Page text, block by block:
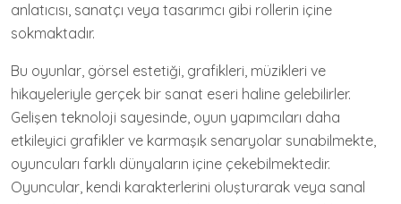
anlatıcısı, sanatçı veya tasarımcı gibi rollerin içine
sokmaktadır.
Bu oyunlar, görsel estetiği, grafikleri, müzikleri ve
hikayeleriyle gerçek bir sanat eseri haline gelebilirler.
Gelişen teknoloji sayesinde, oyun yapımcıları daha
etkileyici grafikler ve karmaşık senaryolar sunabilmekte,
oyuncuları farklı dünyaların içine çekebilmektedir.
Oyuncular, kendi karakterlerini oluşturarak veya sanal